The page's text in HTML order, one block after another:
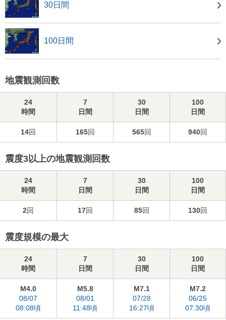
30日間
100日間
地震観測回数
24
時間
7
日間
30
日間
100
日間
14回 165回 565回 940回
震度3以上の地震観測回数
24
時間
7
日間
30
日間
100
日間
2回 17回 85回 130回
震度規模の最大
24
時間
7
日間
30
日間
100
日間
M4.0
08/07
08:08頃
M5.8
08/01
11:48頃
M7.1
07/28
16:27頃
M7.2
06/25
07:30頃